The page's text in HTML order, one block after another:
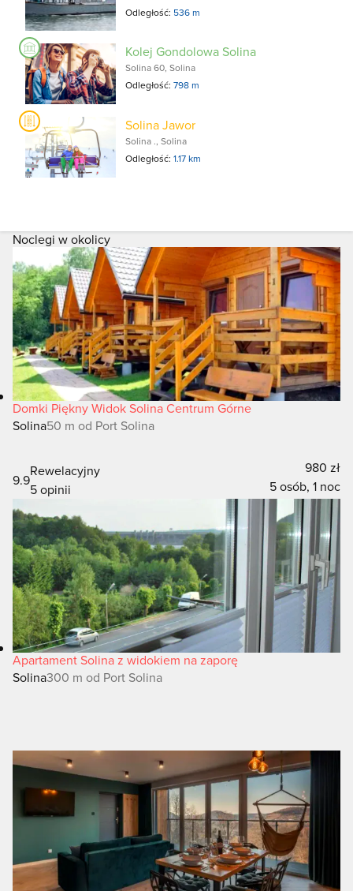
Odległość: 536 m
Kolej Gondolowa Solina
Solina 60, Solina
Odległość:798 m
Solina Jawor
Solina ., Solina
Odległość:1.17 km
Noclegi w okolicy
Domki Piękny Widok Solina Centrum Górne
Solina50 m od Port Solina
9.9
Rewelacyjny
5 opinii
980 zł
5 osób, 1 noc
Apartament Solina z widokiem na zaporę
Solina300 m od Port Solina